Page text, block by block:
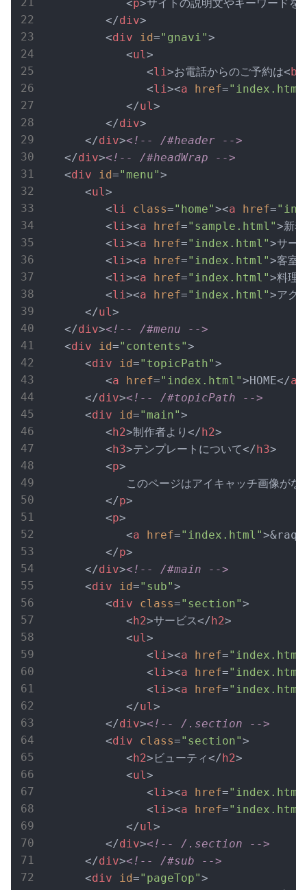
<p>サイトの説明文やキーワードを
</div>
<div id="gnavi">
<ul >
<li >お電話からのご予約は<br
<li ><a href=
</ul >
</div>
</div><!-- /#header -->
</div><!-- /#headWrap -->
<div id="menu">
<ul >
<li class="home"><a href=
<li ><a href="sample.html">新
<li ><a href="index.html">サー
<li ><a href="index.html">客室
<li ><a href="index.html">料理
<li ><a href="index.html">アク
</ul >
</div><!-- /#menu -->
<div id="contents">
<div id="topicPath">
<a href="index.html">HOME</a
</div><!-- /#topicPath -->
<div id="main">
<h2>制作者より </h2>
<h3>テンプレートについて</h3>
<p>
このページはアイキャッチ画像がな
</p>
<p>
<a href="index.html">
</p>
</div><!-- /#main -->
<div id="sub">
<div class="section">
<h2>サービス</h2>
<ul >
<li ><a href=
<li ><a href=
<li ><a href=
</ul >
</div><!-- /.section -->
<div class="section">
<h2> ビューティ</h2>
<ul >
<li ><a href=
<li ><a href=
</ul >
</div><!-- /.section -->
</div><!-- /#sub -->
<div id="pageTop">